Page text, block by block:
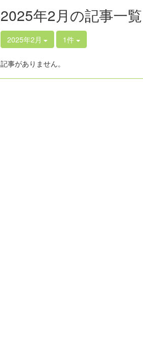
2025年2月の記事一覧
2025年2月 1件
記事がありません。